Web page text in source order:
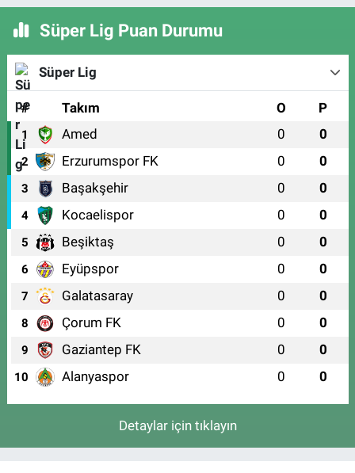
Süper Lig Puan Durumu
Süper Lig
# Takım O P
1 Amed 0 0
2 Erzurumspor FK 0 0
3 Başakşehir 0 0
4 Kocaelispor 0 0
5 Beşiktaş 0 0
6 Eyüpspor 0 0
7 Galatasaray 0 0
8 Çorum FK 0 0
9 Gaziantep FK 0 0
10 Alanyaspor 0 0
Detaylar için tıklayın